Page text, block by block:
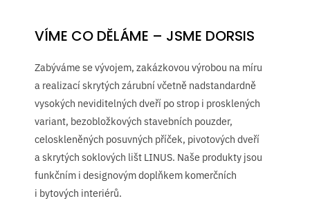
VÍME CO DĚLÁME – JSME DORSIS
Zabýváme se vývojem, zakázkovou výrobou na míru
a realizací skrytých zárubní včetně nadstandardně
vysokých neviditelných dveří po strop i prosklených
variant, bezobložkových stavebních pouzder,
celoskleněných posuvných příček, pivotových dveří
a skrytých soklových lišt LINUS. Naše produkty jsou
funkčním i designovým doplňkem komerčních
i bytových interiérů.